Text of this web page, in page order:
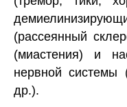
(рассеянный
(миастения) и
нервной системы
др.).